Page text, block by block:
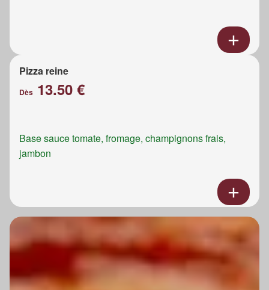
Pizza reine
Dès 13.50 €
Base sauce tomate, fromage, champignons frais,
jambon